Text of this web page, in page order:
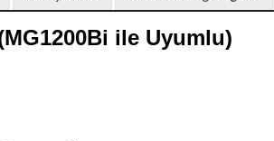
ile Uyumlu)